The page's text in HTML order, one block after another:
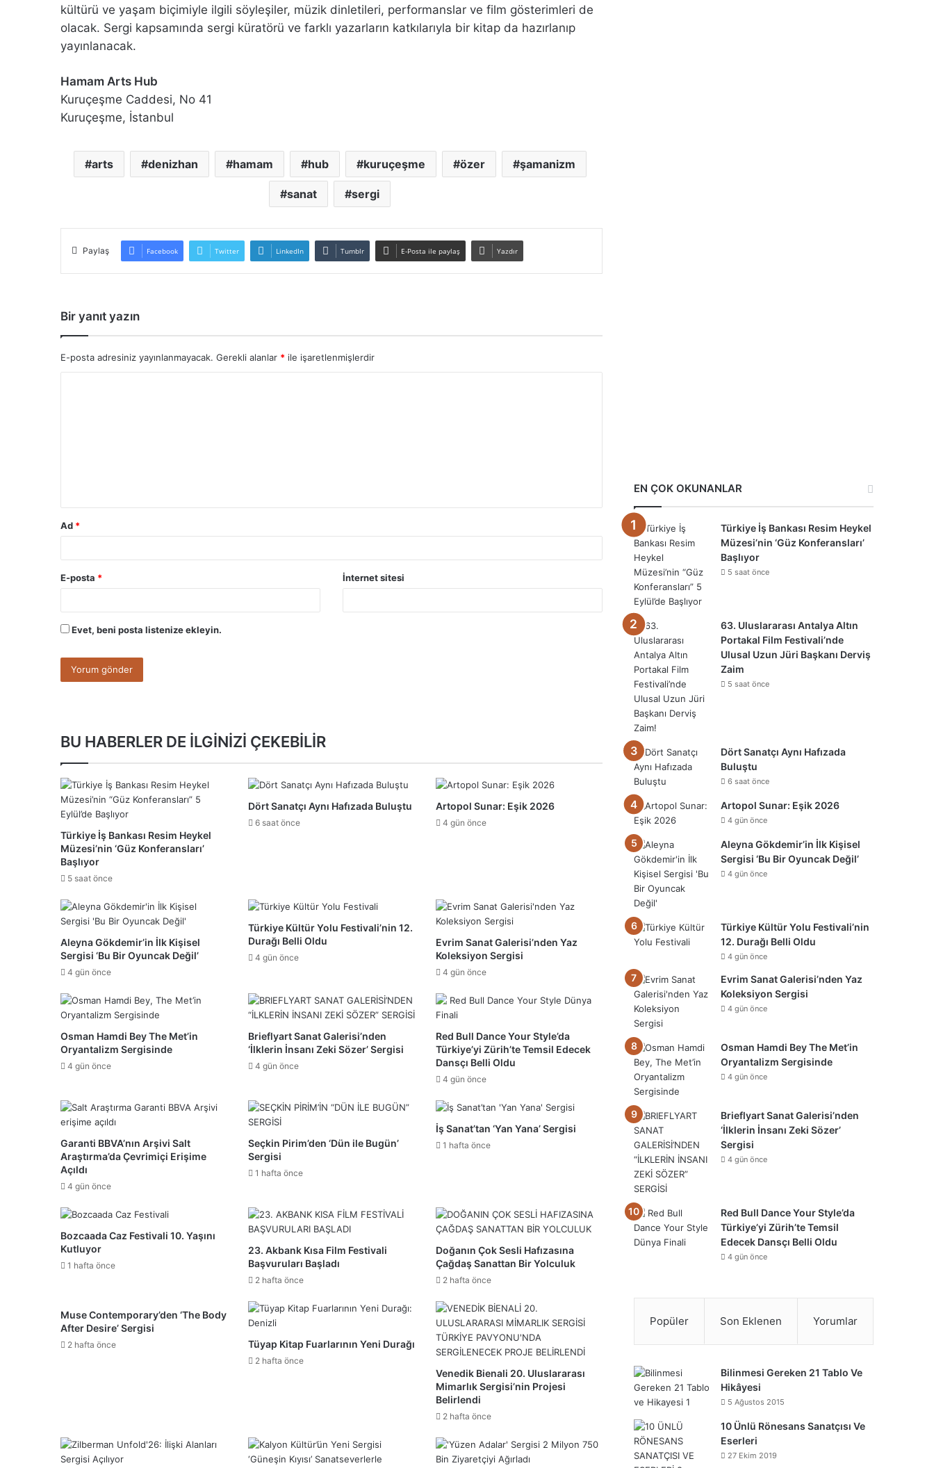
kültürü ve yaşam biçimiyle ilgili söyleşiler, müzik dinletileri, performanslar ve film gösterimleri de
olacak. Sergi kapsamında sergi küratörü ve farklı yazarların katkılarıyla bir kitap da hazırlanıp
yayınlanacak.
​Hamam Arts Hub
Kuruçeşme Caddesi, No 41
Kuruçeşme, İstanbul
arts denizhan hamam hub kuruçeşme özer şamanizm
sanat sergi
Paylaş Facebook Twitter LinkedIn Tumblr E-Posta ile paylaş Yazdır
Bir yanıt yazın
E-posta adresiniz yayınlanmayacak. Gerekli alanlar * ile işaretlenmişlerdir
Ad *
E-posta * İnternet sitesi
Evet, beni posta listenize ekleyin.
BU HABERLER DE İLGİNİZİ ÇEKEBİLİR
Türkiye İş Bankası Resim Heykel
Müzesi’nin ‘Güz Konferansları’
Başlıyor
5 saat önce
Dört Sanatçı Aynı Hafızada Buluştu
6 saat önce
Artopol Sunar: Eşik 2026
4 gün önce
Aleyna Gökdemir’in İlk Kişisel
Sergisi ‘Bu Bir Oyuncak Değil’
4 gün önce
Türkiye Kültür Yolu Festivali’nin 12.
Durağı Belli Oldu
4 gün önce
Evrim Sanat Galerisi’nden Yaz
Koleksiyon Sergisi
4 gün önce
Osman Hamdi Bey The Met’in
Oryantalizm Sergisinde
4 gün önce
Brieflyart Sanat Galerisi’nden
‘İlklerin İnsanı Zeki Sözer’ Sergisi
4 gün önce
Red Bull Dance Your Style’da
Türkiye’yi Zürih’te Temsil Edecek
Dansçı Belli Oldu
4 gün önce
Garanti BBVA’nın Arşivi Salt
Araştırma’da Çevrimiçi Erişime
Açıldı
4 gün önce
Seçkin Pirim’den ‘Dün ile Bugün’
Sergisi
1 hafta önce
İş Sanat’tan ‘Yan Yana’ Sergisi
1 hafta önce
Bozcaada Caz Festivali 10. Yaşını
Kutluyor
1 hafta önce
23. Akbank Kısa Film Festivali
Başvuruları Başladı
2 hafta önce
Doğanın Çok Sesli Hafızasına
Çağdaş Sanattan Bir Yolculuk
2 hafta önce
Muse Contemporary’den ‘The Body
After Desire’ Sergisi
2 hafta önce Tüyap Kitap Fuarlarının Yeni Durağı
2 hafta önce
Venedik Bienali 20. Uluslararası
Mimarlık Sergisi’nin Projesi
Belirlendi
2 hafta önce
EN ÇOK OKUNANLAR
Türkiye İş Bankası Resim Heykel
Müzesi’nin ‘Güz Konferansları’
Başlıyor
5 saat önce
63. Uluslararası Antalya Altın
Portakal Film Festivali’nde
Ulusal Uzun Jüri Başkanı Derviş
Zaim
5 saat önce
Dört Sanatçı Aynı Hafızada
Buluştu
6 saat önce
Artopol Sunar: Eşik 2026
4 gün önce
Aleyna Gökdemir’in İlk Kişisel
Sergisi ‘Bu Bir Oyuncak Değil’
4 gün önce
Türkiye Kültür Yolu Festivali’nin
12. Durağı Belli Oldu
4 gün önce
Evrim Sanat Galerisi’nden Yaz
Koleksiyon Sergisi
4 gün önce
Osman Hamdi Bey The Met’in
Oryantalizm Sergisinde
4 gün önce
Brieflyart Sanat Galerisi’nden
‘İlklerin İnsanı Zeki Sözer’
Sergisi
4 gün önce
Red Bull Dance Your Style’da
Türkiye’yi Zürih’te Temsil
Edecek Dansçı Belli Oldu
4 gün önce
Popüler Son Eklenen Yorumlar
Bilinmesi Gereken 21 Tablo Ve
Hikâyesi
5 Ağustos 2015
10 Ünlü Rönesans Sanatçısı Ve
Eserleri
27 Ekim 2019